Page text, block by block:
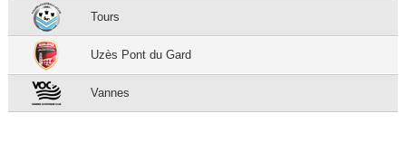
Tours
Uzès Pont du Gard
Vannes